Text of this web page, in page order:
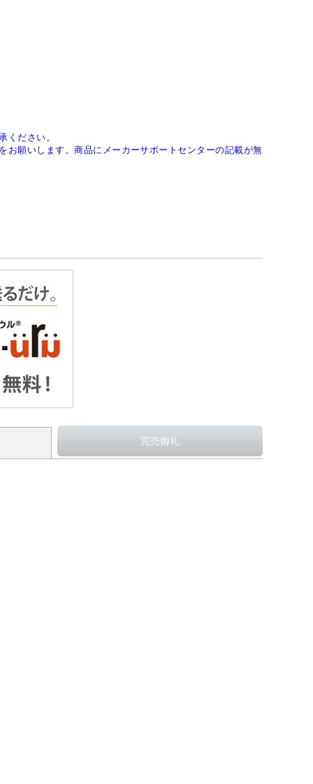
ください。
願いします。商品にメーカーサポートセンターの記載が無